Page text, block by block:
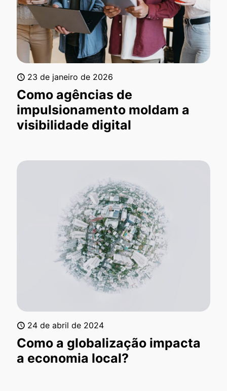
23 de janeiro de 2026
Como agências de
impulsionamento moldam a
visibilidade digital
24 de abril de 2024
Como a globalização impacta
a economia local?